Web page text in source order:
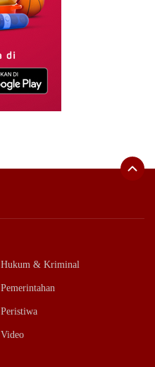
Hukum & Kriminal
Pemerintahan
Peristiwa
Video